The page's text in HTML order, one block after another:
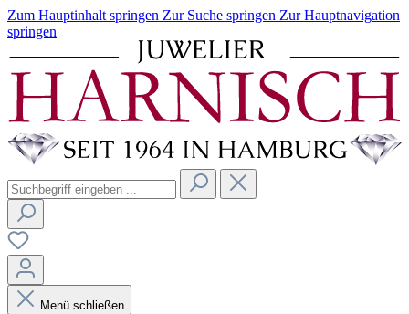
Zum Hauptinhalt springen Zur Suche springen Zur Hauptnavigation
springen
Menü schließen